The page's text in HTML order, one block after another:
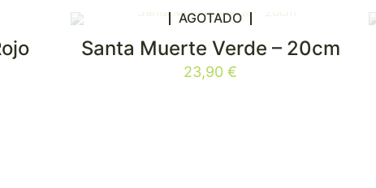
AGOTADO
Santa Muerte Verde – 20cm
23,90€